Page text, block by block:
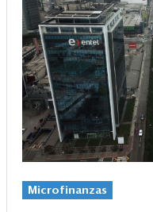
Microfinanzas